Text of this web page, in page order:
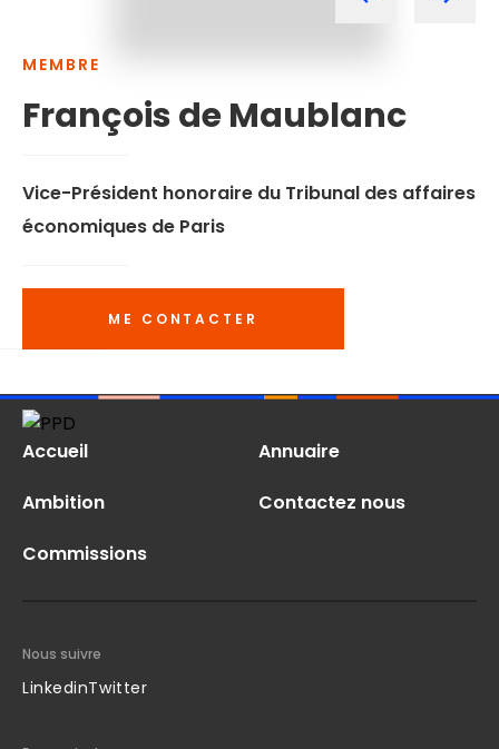
MEMBRE
FrançoisdeMaublanc
Vice-Président honoraire du Tribunal des affaires
économiques de Paris
ME CONTACTER
Accueil
Ambition
Commissions
Annuaire
Contactez nous
Nous suivre
LinkedinTwitter